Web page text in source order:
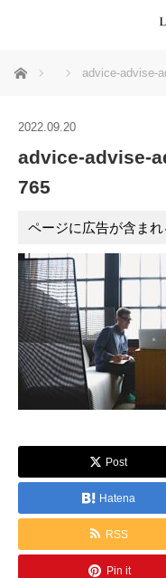
ホーム advice-advise-
2022.09.20
advice-advise-
765
ページに広告が含まれ
Post
Hatena
RSS
Pin it